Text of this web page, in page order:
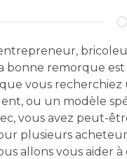
bonne remorque
vous recherchiez
ou un modèle
vous avez peut-
plusieurs
allons vous aider